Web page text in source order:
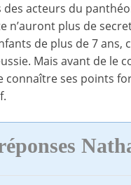
des acteurs du
n’auront plus de
de plus de 7 ans,
Mais avant de le
connaître ses points